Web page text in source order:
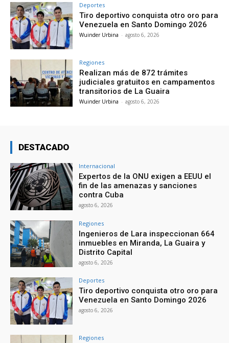
Deportes
Tiro deportivo conquista otro oro para
Venezuela en Santo Domingo 2026
Wuinder Urbina - agosto 6, 2026
Regiones
Realizan más de 872 trámites
judiciales gratuitos en campamentos
transitorios de La Guaira
Wuinder Urbina - agosto 6, 2026
DESTACADO
Internacional
Expertos de la ONU exigen a EEUU el
fin de las amenazas y sanciones
contra Cuba
agosto 6, 2026
Regiones
Ingenieros de Lara inspeccionan 664
inmuebles en Miranda, La Guaira y
Distrito Capital
agosto 6, 2026
Deportes
Tiro deportivo conquista otro oro para
Venezuela en Santo Domingo 2026
agosto 6, 2026
Regiones